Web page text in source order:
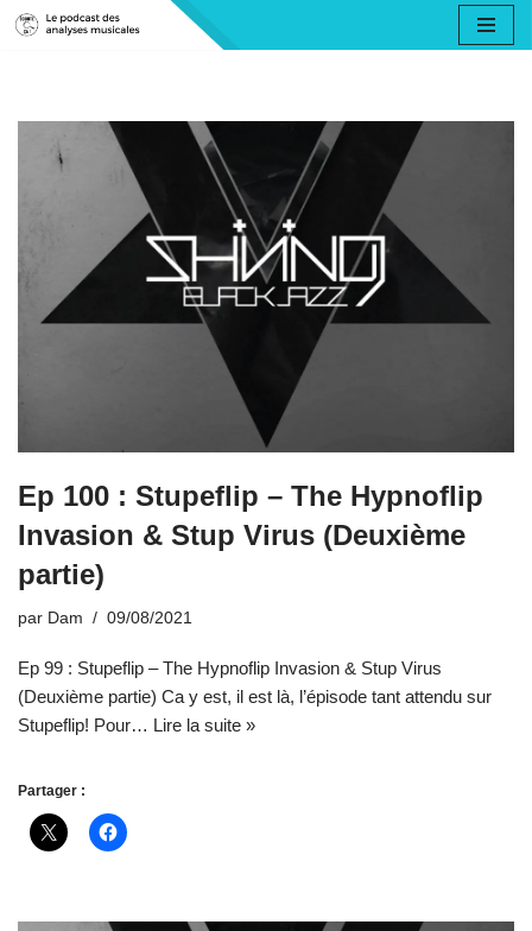
contenu
Ep 100 : Stupeflip – The Hypnoflip
Invasion & Stup Virus (Deuxième
partie)
par Dam 09/08/2021
Ep 99 : Stupeflip – The Hypnoflip Invasion & Stup Virus
(Deuxième partie) Ca y est, il est là, l’épisode tant attendu sur
Stupeflip! Pour… Lire la suite »
Partager :